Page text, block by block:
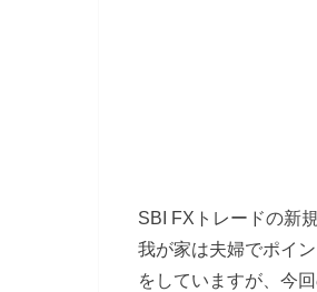
SBI FXトレードの新
我が家は夫婦でポイ
をしていますが、今